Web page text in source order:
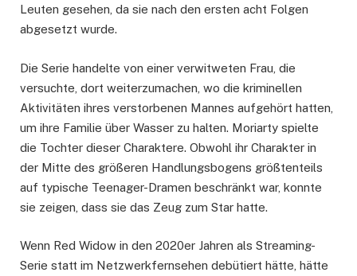
Leuten gesehen, da sie nach den ersten acht Folgen
abgesetzt wurde.
Die Serie handelte von einer verwitweten Frau, die
versuchte, dort weiterzumachen, wo die kriminellen
Aktivitäten ihres verstorbenen Mannes aufgehört hatten,
um ihre Familie über Wasser zu halten. Moriarty spielte
die Tochter dieser Charaktere. Obwohl ihr Charakter in
der Mitte des größeren Handlungsbogens größtenteils
auf typische Teenager-Dramen beschränkt war, konnte
sie zeigen, dass sie das Zeug zum Star hatte.
Wenn Red Widow in den 2020er Jahren als Streaming-
Serie statt im Netzwerkfernsehen debütiert hätte, hätte